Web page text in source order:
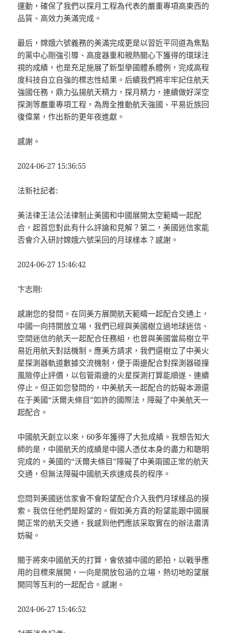
運動，確保了我們以探月工程為代表的嚴重專項高東西的
品質、高效力美滿完成。
最后，嫦娥六號義務的美滿完成更是以習近平同道為焦點
的黨中心剛強引導、高度器重和親熱關心下獲得的環球注
視的成績，也是充足施展了新型舉國體系體例，完成高程
度科技自立自強的標志性結果。后續我們將牢牢記住航天
強國任務，鼎力弘揚航天精力，探月精力，連續做好深空
探測等嚴重專項工程，為周全推動航天強國、平易近族回
復偉業，作出新的更年夜進獻。
感謝。
2024-06-27 15:36:55
法新社記者:
美法律王法公法律制止美國和中國展開太空範疇一起配
合，起首您對此有什么評論和見解？第二，美國迷信家能
否會介入研討嫦娥六號采回的月球樣本？感謝。
2024-06-27 15:46:42
卞志剛:
感謝您的發問。在同美方展開航天範疇一起配合交通上，
中國一向持開放立場，我們已經與美國樹立過地球迷信、
空間迷信的航天一起配合任務組，也曾與美國當局樹立平
易近用航天對話機制。應美方請求，我們還樹立了中美火
星探測器軌道數據交流機制，便于兩邊配合對探測器碰撞
風險停止評價，以包管兩邊的火星探測打算能順遂、連續
停止。但正如您發問的，中美航天一起配合的妨礙本源還
在于美國“沃爾夫條目”如許的國際法，障礙了中美航天一
起配合。
中國航天創立以來，60多年獲得了大批成績。我想告知大
師的是，中國航天的成績是中國人憑仗本身的盡力和聰明
完成的。美國的“沃爾夫條目”障礙了中美兩國正常的航天
交通，但無法障礙中國航天疾速成長的程序。
您問到美國迷信家會不會盼望配合介入我們月球樣品的摸
索。我信任他們是盼望的。假如美方真的盼望能跟中國展
開正常的航天交通，我感到他們應該采取實在的辦法肅清
妨礙。
關于將來中國航天的打算，會依據中國的節拍，以戰爭應
用的目標來展開，一向是開放包涵的立場，熱切地盼望展
開同等互利的一起配合。感謝。
2024-06-27 15:46:52